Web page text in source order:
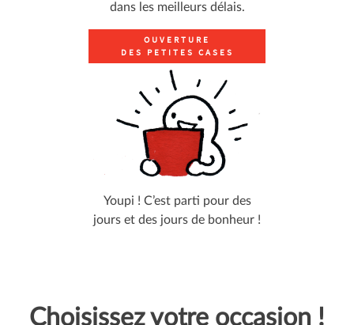
dans les meilleurs délais.
OUVERTURE
DES PETITES CASES
Youpi ! C’est parti pour des
jours et des jours de bonheur !
Choisissez votre occasion !